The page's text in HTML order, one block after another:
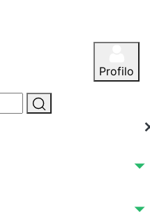
Profilo